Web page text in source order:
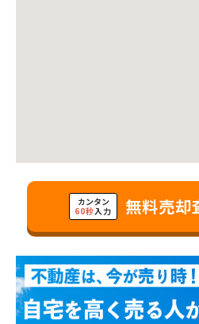
カンタン
60秒入力 無料売却